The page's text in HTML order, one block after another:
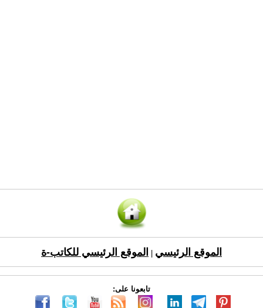
الموقع الرئيسي الموقع الرئيسي للكاتب-ة
تابعونا على: